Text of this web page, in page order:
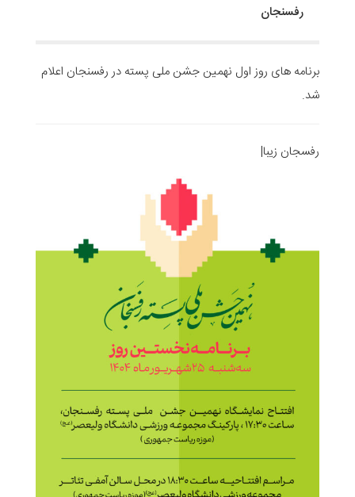
رفسنجان
برنامه های روز اول نهمین جشن ملی پسته در رفسنجان اعلام
شد.
رفسجان زیبا|